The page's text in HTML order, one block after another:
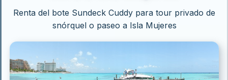
Renta del bote Sundeck Cuddy para tour privado de
snórquel o paseo a Isla Mujeres